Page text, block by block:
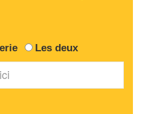
Les deux